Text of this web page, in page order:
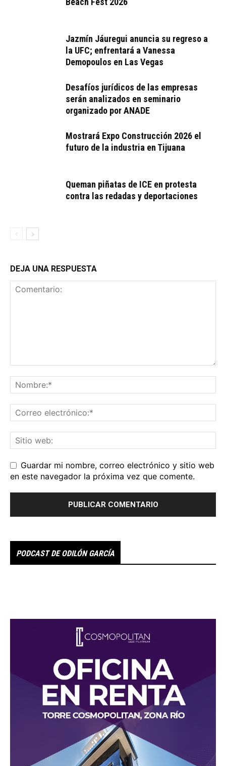
Jazmín Jáuregui anuncia su regreso a
la UFC; enfrentará a Vanessa
Demopoulos en Las Vegas
Desafíos jurídicos de las empresas
serán analizados en seminario
organizado por ANADE
Mostrará Expo Construcción 2026 el
futuro de la industria en Tijuana
Queman piñatas de ICE en protesta
contra las redadas y deportaciones
DEJA UNA RESPUESTA
Guardar mi nombre, correo electrónico y sitio web
en este navegador la próxima vez que comente.
PODCAST DE ODILÓN GARCÍA